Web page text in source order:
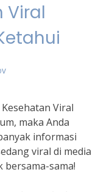
Viral
Viral
maka Anda
informasi
viral di media
sama!